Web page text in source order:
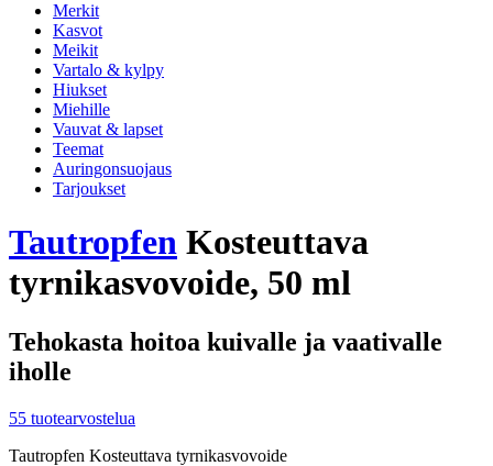
Merkit
Kasvot
Meikit
Vartalo & kylpy
Hiukset
Miehille
Vauvat & lapset
Teemat
Auringonsuojaus
Tarjoukset
Tautropfen Kosteuttava
tyrnikasvovoide, 50 ml
Tehokasta hoitoa kuivalle ja vaativalle
iholle
55 tuotearvostelua
Tautropfen Kosteuttava tyrnikasvovoide